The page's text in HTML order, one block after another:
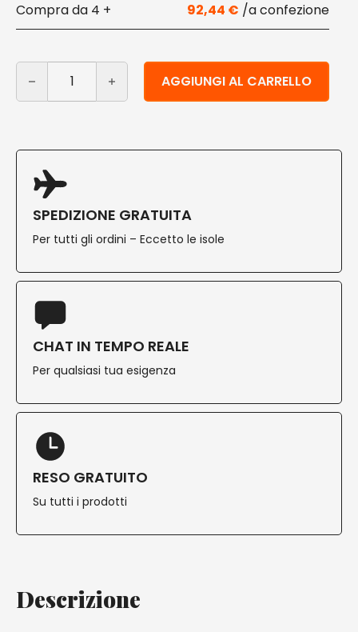
4 + 92,44 €
Piatti quadrati compostabili con coperchio 500 ml
AGGIUNGI AL CARRELLO
Alternative:
SPEDIZIONE GRATUITA
Per tutti gli ordini – Eccetto le isole
CHAT IN TEMPO REALE
Per qualsiasi tua esigenza
RESO GRATUITO
Su tutti i prodotti
Descrizione